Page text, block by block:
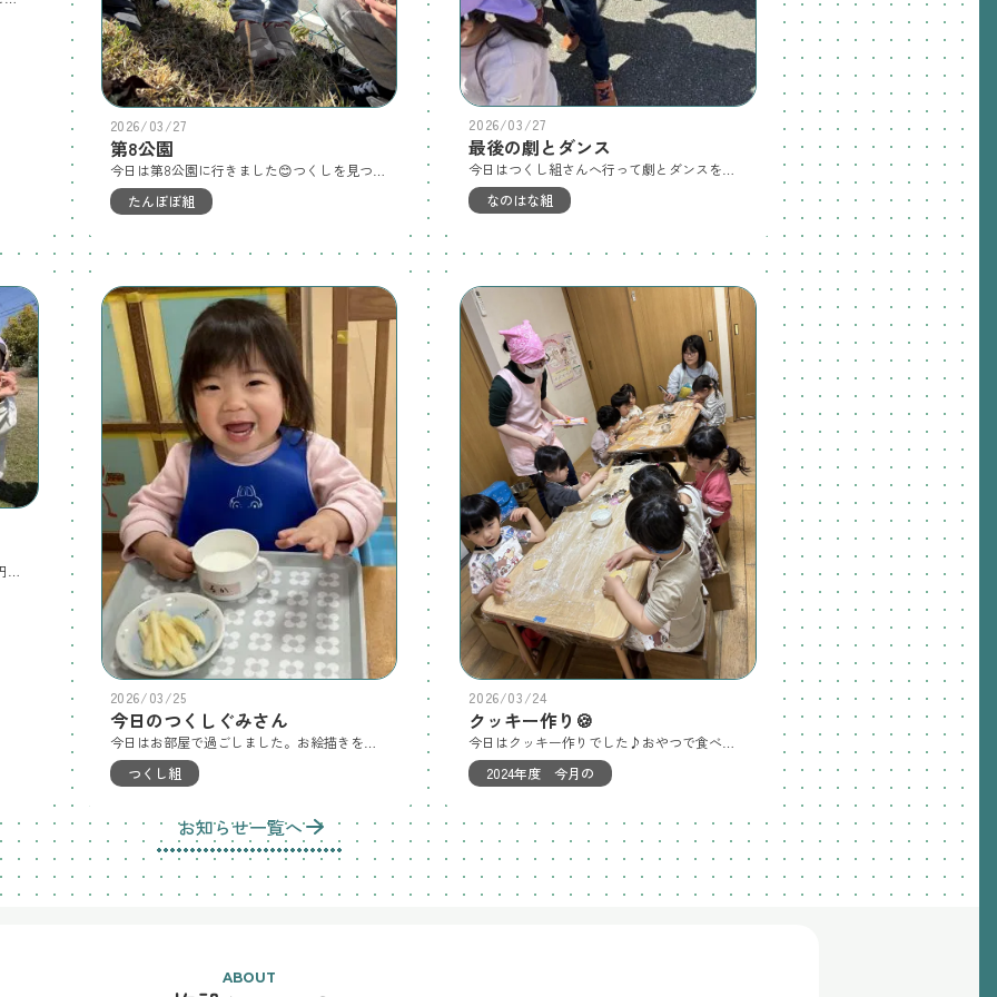
2026/03/27
第8公園
たんぽぽ組
2026/03/27
最後の劇とダンス
なのはな組
2026/03/25
今日のつくしぐみさん
つくし組
2026/03/24
クッキー作り🍪
2024年度 今月の
お知らせ一覧へ
ABOUT